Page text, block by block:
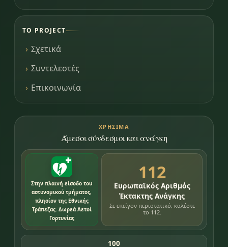
ΤΟ PROJECT
Σχετικά
Συντελεστές
Επικοινωνία
ΧΡΉΣΙΜΑ
Άμεσοι σύνδεσμοι και ανάγκη
Στην πλαινή είσοδο του
αστυνομικού τμήματος,
πλησίον της Εθνικής
Τράπεζας. Δωρεά Αετοί
Γορτυνίας
112
Ευρωπαϊκός Αριθμός
Έκτακτης Ανάγκης
Σε επείγον περιστατικό, καλέστε
το 112.
100